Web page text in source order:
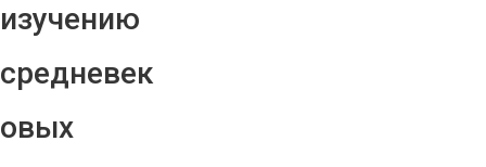
изучению
средневек
овых